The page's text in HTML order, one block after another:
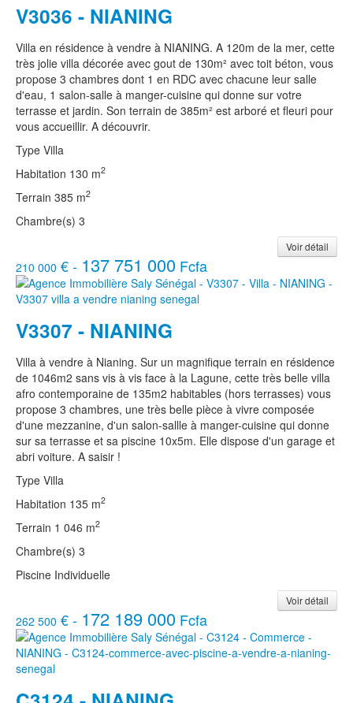
V3036 - NIANING
Villa en résidence à vendre à NIANING. A 120m de la mer, cette
très jolie villa décorée avec gout de 130m² avec toit béton, vous
propose 3 chambres dont 1 en RDC avec chacune leur salle
d'eau, 1 salon-salle à manger-cuisine qui donne sur votre
terrasse et jardin. Son terrain de 385m² est arboré et fleuri pour
vous accueillir. A découvrir.
Type Villa
Habitation 130 m2
Terrain 385 m2
Chambre(s) 3
Voir détail
210 000 € - 137 751 000 Fcfa
V3307 - NIANING
Villa à vendre à Nianing. Sur un magnifique terrain en résidence
de 1046m2 sans vis à vis face à la Lagune, cette très belle villa
afro contemporaine de 135m2 habitables (hors terrasses) vous
propose 3 chambres, une très belle pièce à vivre composée
d'une mezzanine, d'un salon-sallle à manger-cuisine qui donne
sur sa terrasse et sa piscine 10x5m. Elle dispose d'un garage et
abri voiture. A saisir !
Type Villa
Habitation 135 m2
Terrain 1 046 m2
Chambre(s) 3
Piscine Individuelle
Voir détail
262 500 € - 172 189 000 Fcfa